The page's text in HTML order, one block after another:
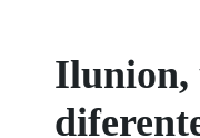
Ilunion,